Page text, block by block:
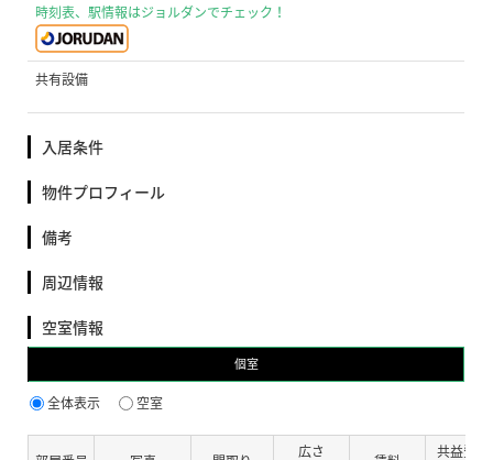
時刻表、駅情報はジョルダンでチェック！
共有設備
入居条件
物件プロフィール
備考
周辺情報
空室情報
個室
全体表示 空室
広さ
共益費